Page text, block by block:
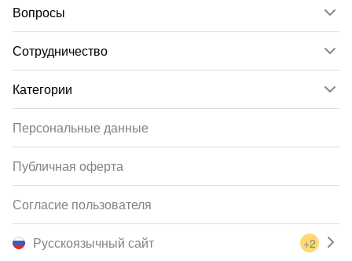
Вопросы
Сотрудничество
Категории
Русскоязычный сайт +2
Персональные данные
Публичная оферта
Согласие пользователя